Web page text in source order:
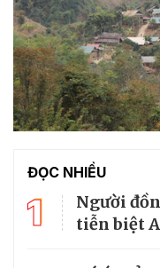
ĐỌC NHIỀU
1
Người
tiễn biệt